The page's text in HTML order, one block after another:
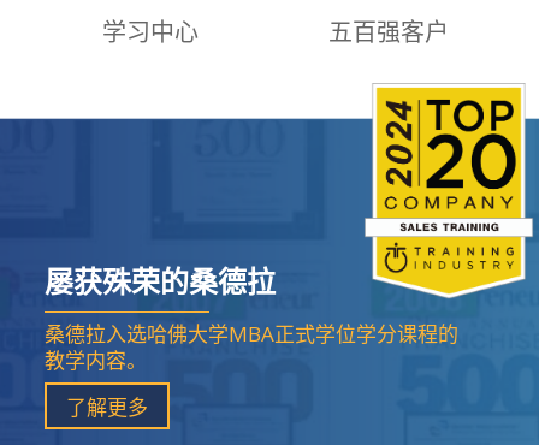
学习中心 五百强客户